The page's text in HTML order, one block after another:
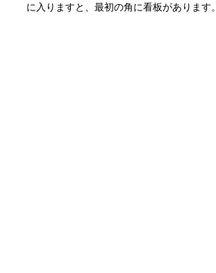
に入りますと、最初の角に看板があります。